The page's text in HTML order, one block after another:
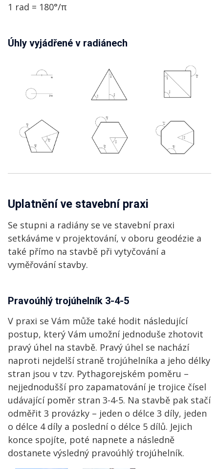
1 rad = 180°/π
Úhly vyjádřené v radiánech
Uplatnění ve stavební praxi
Se stupni a radiány se ve stavební praxi
setkáváme v projektování, v oboru geodézie a
také přímo na stavbě při vytyčování a
vyměřování stavby.
Pravoúhlý trojúhelník 3-4-5
V praxi se Vám může také hodit následující
postup, který Vám umožní jednoduše zhotovit
pravý úhel na stavbě. Pravý úhel se nachází
naproti nejdelší straně trojúhelníka a jeho délky
stran jsou v tzv. Pythagorejském poměru –
nejjednodušší pro zapamatování je trojice čísel
udávající poměr stran 3-4-5. Na stavbě pak stačí
odměřit 3 provázky – jeden o délce 3 díly, jeden
o délce 4 díly a poslední o délce 5 dílů. Jejich
konce spojíte, poté napnete a následně
dostanete výsledný pravoúhlý trojúhelník.